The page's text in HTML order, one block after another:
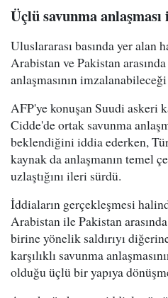
Üçlü savunma anlaşması
Uluslararası basında yer alan
Arabistan ve Pakistan
anlaşmasının
AFP'ye konuşan Suudi askeri
Cidde'de ortak savunma
beklendiğini iddia ederken,
kaynak da anlaşmanın temel
uzlaştığını ileri sürdü.
İddiaların gerçekleşmesi
Arabistan ile Pakistan
birine yönelik saldırıyı
karşılıklı savunma
olduğu üçlü bir yapıya